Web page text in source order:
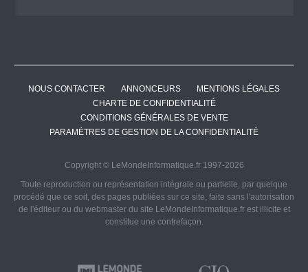
NOUS CONTACTER ANNONCEURS
MENTIONS LÉGALES
CHARTE DE CONFIDENTIALITÉ
CONDITIONS GÉNÉRALES DE VENTE
PARAMÈTRES DE GESTION DE LA CONFIDENTIALITÉ
Copyright © LeMondeInformatique.fr 1997-2026
Toute reproduction ou représentation intégrale ou partielle, par quelque
procédé que ce soit, des pages publiées sur ce site, faite sans l'autorisation
de l'éditeur ou du webmaster du site LeMondeInformatique.fr est illicite et
constitue une contrefaçon.